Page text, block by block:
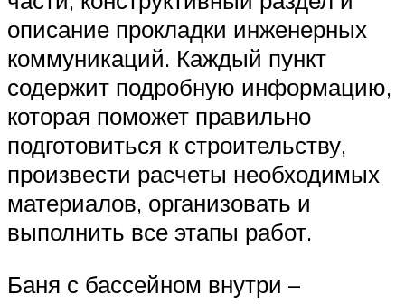
описание прокладки инженерных
коммуникаций. Каждый пункт
содержит подробную информацию,
которая поможет правильно
подготовиться к строительству,
произвести расчеты необходимых
материалов, организовать и
выполнить все этапы работ.
Баня с бассейном внутри –